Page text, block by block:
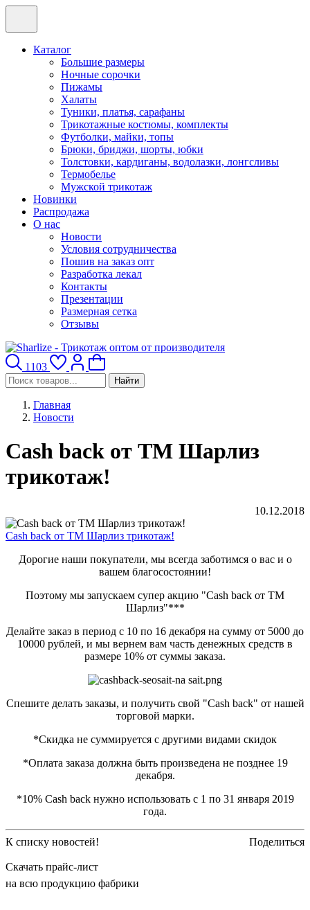
Каталог
Большие размеры
Ночные сорочки
Пижамы
Халаты
Туники, платья, сарафаны
Трикотажные костюмы, комплекты
Футболки, майки, топы
Брюки, бриджи, шорты, юбки
Толстовки, кардиганы, водолазки, лонгсливы
Термобелье
Мужской трикотаж
Новинки
Распродажа
О нас
Новости
Условия сотрудничества
Пошив на заказ опт
Разработка лекал
Контакты
Презентации
Размерная сетка
Отзывы
1103
Найти
Главная
Новости
Cash back от ТМ Шарлиз
трикотаж!
10.12.2018
Cash back от ТМ Шарлиз трикотаж!
Дорогие наши покупатели, мы всегда заботимся о вас и о
вашем благосостоянии!
Поэтому мы запускаем супер акцию "Cash back от ТМ
Шарлиз"***
Делайте заказ в период с 10 по 16 декабря на сумму от 5000 до
10000 рублей, и мы вернем вам часть денежных средств в
размере 10% от суммы заказа.
Спешите делать заказы, и получить свой "Cash back" от нашей
торговой марки.
*Скидка не суммируется с другими видами скидок
*Оплата заказа должна быть произведена не позднее 19
декабря.
*10% Сash back нужно использовать с 1 по 31 января 2019
года.
К списку новостей! Поделиться
Скачать прайс-лист
на всю продукцию фабрики